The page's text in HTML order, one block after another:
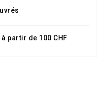
partir de 100 CHF